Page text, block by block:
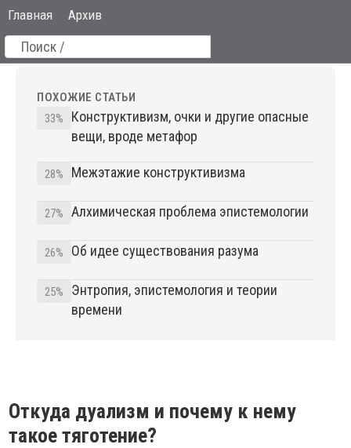
Главная Архив
ПОХОЖИЕ СТАТЬИ
33%
Конструктивизм, очки и другие опасные
вещи, вроде метафор
28% Межэтажие конструктивизма
27% Алхимическая проблема эпистемологии
26% Об идее существования разума
25%
Энтропия, эпистемология и теории
времени
Откуда дуализм и почему к нему
такое тяготение?